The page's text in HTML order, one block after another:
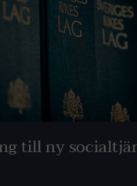
till ny